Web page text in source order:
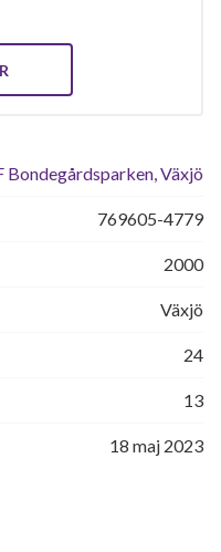
Bondegårdsparken, Växjö
769605-4779
2000
Växjö
24
13
18 maj 2023